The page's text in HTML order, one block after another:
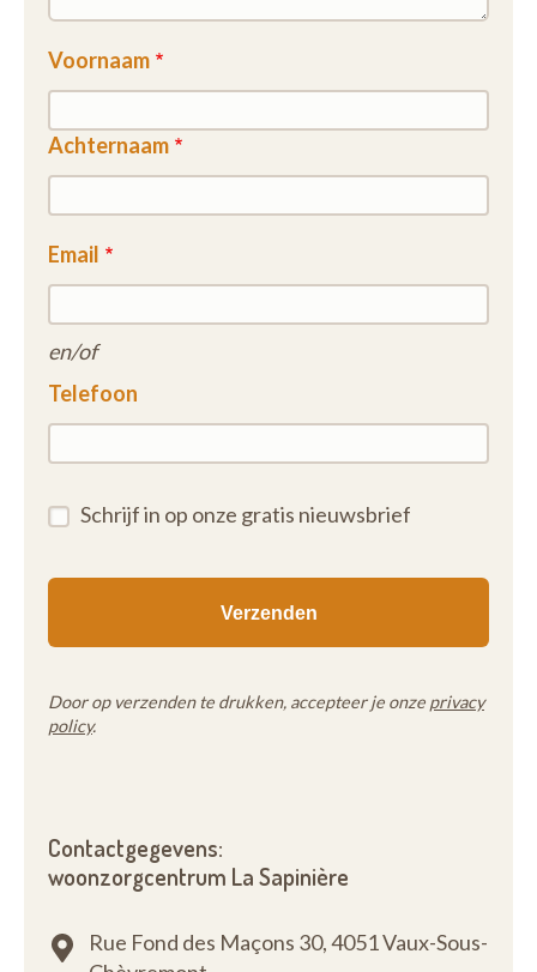
Voornaam
Achternaam
Email
en/of
Telefoon
Schrijf in op onze gratis nieuwsbrief
Door op verzenden te drukken, accepteer je onze privacy
policy.
Contactgegevens:
woonzorgcentrum La Sapinière
Rue Fond des Maçons 30,4051 Vaux-Sous-